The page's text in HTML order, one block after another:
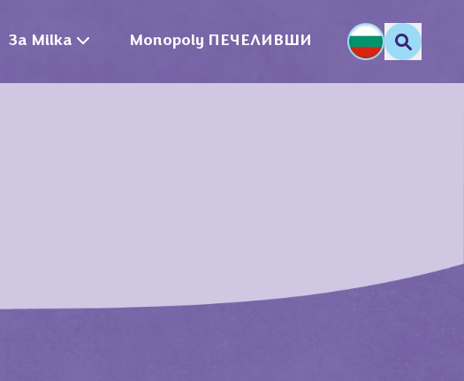
За Milka Monopoly ПЕЧЕЛИВШИ